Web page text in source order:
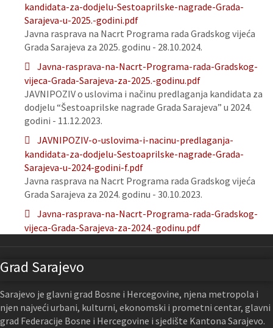
kandidata-za-dodjelu-Sestoaprilske-nagrade-Grada-
Sarajeva-u-2025.-godini.pdf
Javna rasprava na Nacrt Programa rada Gradskog vijeća
Grada Sarajeva za 2025. godinu - 28.10.2024.
Javna-rasprava-na-Nacrt-Programa-rada-Gradskog-
vijeca-Grada-Sarajeva-za-2025.-godinu.pdf
JAVNIPOZIV o uslovima i načinu predlaganja kandidata za
dodjelu “Šestoaprilske nagrade Grada Sarajeva” u 2024.
godini - 11.12.2023.
JAVNIPOZIV-o-uslovima-i-nacinu-predlaganja-
kandidata-za-dodjelu-Sestoaprilske-nagrade-Grada-
Sarajeva-u-2024-godini-f.pdf
Javna rasprava na Nacrt Programa rada Gradskog vijeća
Grada Sarajeva za 2024. godinu - 30.10.2023.
Javna-rasprava-na-Nacrt-Programa-rada-Gradskog-
vijeca-Grada-Sarajeva-za-2024.-godinu.pdf
Grad Sarajevo
Sarajevo je glavni grad Bosne i Hercegovine, njena metropola i
njen najveći urbani, kulturni, ekonomski i prometni centar, glavni
grad Federacije Bosne i Hercegovine i sjedište Kantona Sarajevo.